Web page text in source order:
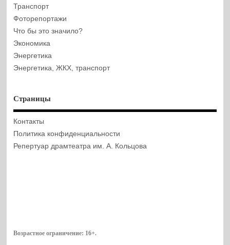
Транспорт
Фоторепортажи
Что бы это значило?
Экономика
Энергетика
Энергетика, ЖКХ, транспорт
Страницы
Контакты
Политика конфиденциальности
Репертуар драмтеатра им. А. Кольцова
Возрастное ограничение: 16+.